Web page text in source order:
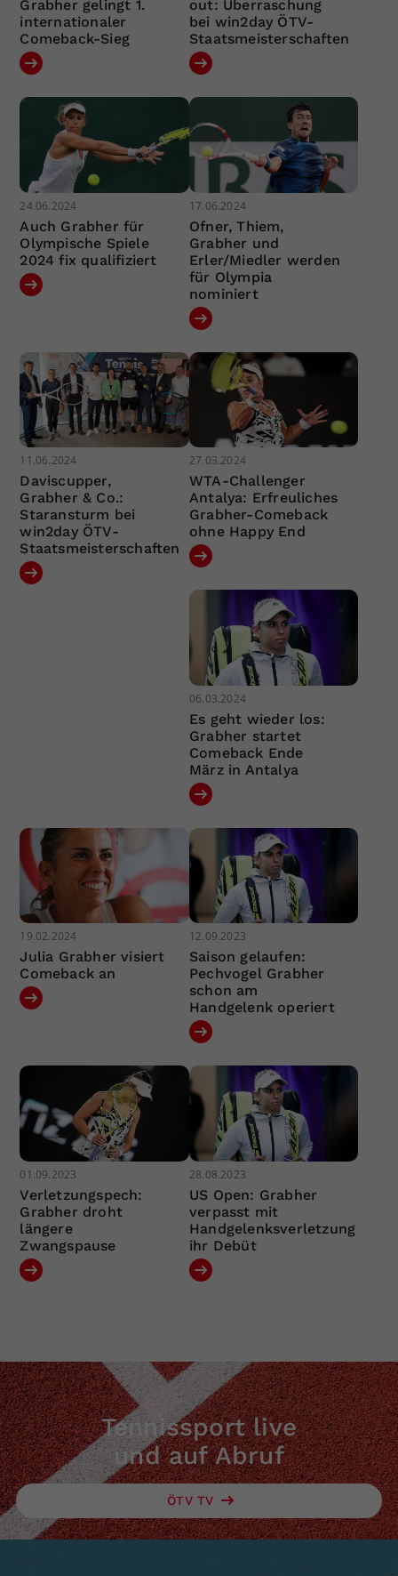
Grabher gelingt 1.
internationaler
Comeback-Sieg
out: Überraschung
bei win2day ÖTV-
Staatsmeisterschaften
24.06.2024
Auch Grabher für
Olympische Spiele
2024 fix qualifiziert
17.06.2024
Ofner, Thiem,
Grabher und
Erler/Miedler werden
für Olympia
nominiert
11.06.2024
Daviscupper,
Grabher & Co.:
Staransturm bei
win2day ÖTV-
Staatsmeisterschaften
27.03.2024
WTA-Challenger
Antalya: Erfreuliches
Grabher-Comeback
ohne Happy End
06.03.2024
Es geht wieder los:
Grabher startet
Comeback Ende
März in Antalya
19.02.2024
Julia Grabher visiert
Comeback an
12.09.2023
Saison gelaufen:
Pechvogel Grabher
schon am
Handgelenk operiert
01.09.2023
Verletzungspech:
Grabher droht
längere
Zwangspause
28.08.2023
US Open: Grabher
verpasst mit
Handgelenksverletzung
ihr Debüt
Tennissport live
und auf Abruf
ÖTV TV